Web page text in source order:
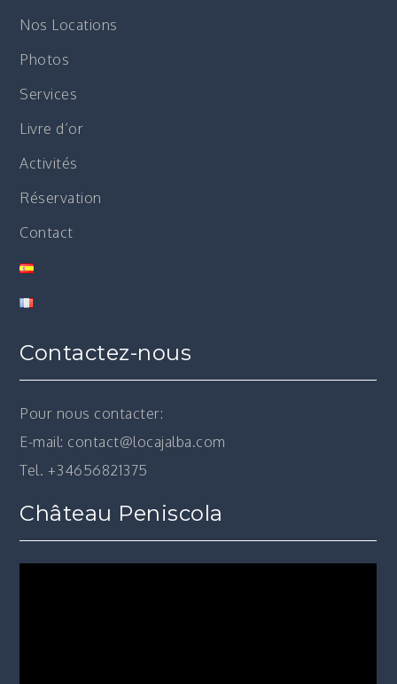
Nos Locations
Photos
Services
Livre d’or
Activités
Réservation
Contact
Contactez-nous
Pour nous contacter:
E-mail: contact@locajalba.com
Tel. +34656821375
Château Peniscola